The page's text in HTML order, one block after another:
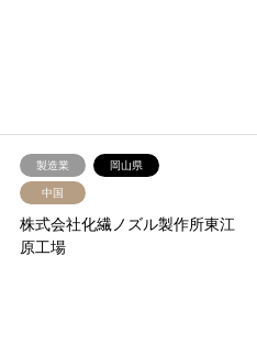
製造業 岡山県
中国
株式会社化繊ノズル製作所東江
原工場